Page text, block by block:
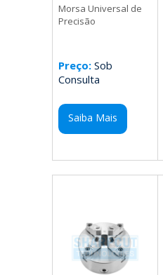
Morsa Universal de
Precisão
Preço: Sob
Consulta
Saiba Mais